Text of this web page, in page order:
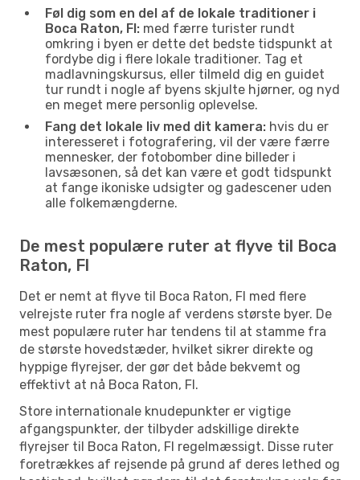
Føl dig som en del af de lokale traditioner i
Boca Raton, Fl: med færre turister rundt
omkring i byen er dette det bedste tidspunkt at
fordybe dig i flere lokale traditioner. Tag et
madlavningskursus, eller tilmeld dig en guidet
tur rundt i nogle af byens skjulte hjørner, og nyd
en meget mere personlig oplevelse.
Fang det lokale liv med dit kamera: hvis du er
interesseret i fotografering, vil der være færre
mennesker, der fotobomber dine billeder i
lavsæsonen, så det kan være et godt tidspunkt
at fange ikoniske udsigter og gadescener uden
alle folkemængderne.
De mest populære ruter at flyve til Boca
Raton, Fl
Det er nemt at flyve til Boca Raton, Fl med flere
velrejste ruter fra nogle af verdens største byer. De
mest populære ruter har tendens til at stamme fra
de største hovedstæder, hvilket sikrer direkte og
hyppige flyrejser, der gør det både bekvemt og
effektivt at nå Boca Raton, Fl.
Store internationale knudepunkter er vigtige
afgangspunkter, der tilbyder adskillige direkte
flyrejser til Boca Raton, Fl regelmæssigt. Disse ruter
foretrækkes af rejsende på grund af deres lethed og